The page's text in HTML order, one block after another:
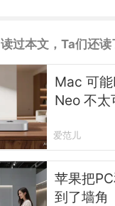
读过本文，Ta们还读
Mac 可
Neo 不太
爱范儿
苹果把
到了墙角